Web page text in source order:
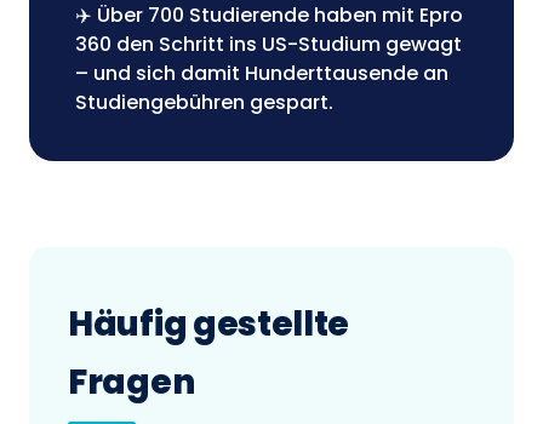
✈️ Über 700 Studierende haben mit Epro
360 den Schritt ins US-Studium gewagt
– und sich damit Hunderttausende an
Studiengebühren gespart.
Häufig gestellte
Fragen